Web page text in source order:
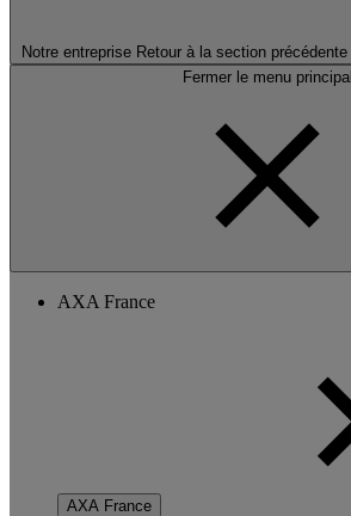
Notre entreprise Retour à la section précédente
Fermer le menu principal
AXA France
AXA France